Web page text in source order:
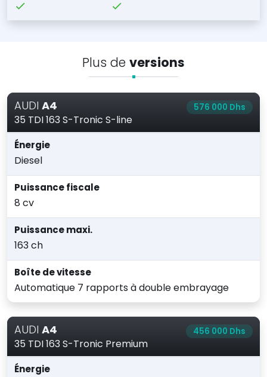
Plus de versions
AUDI A4
35 TDI 163 S-Tronic S-line
576 000 Dhs
Énergie
Diesel
Puissance fiscale
8 cv
Puissance maxi.
163 ch
Boîte de vitesse
Automatique 7 rapports à double embrayage
AUDI A4
35 TDI 163 S-Tronic Premium
456 000 Dhs
Énergie